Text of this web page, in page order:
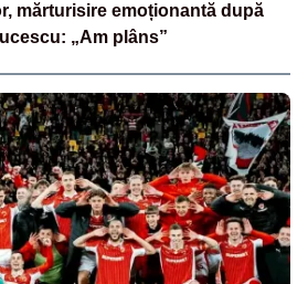
mărturisire emoționantă după
„Am plâns”